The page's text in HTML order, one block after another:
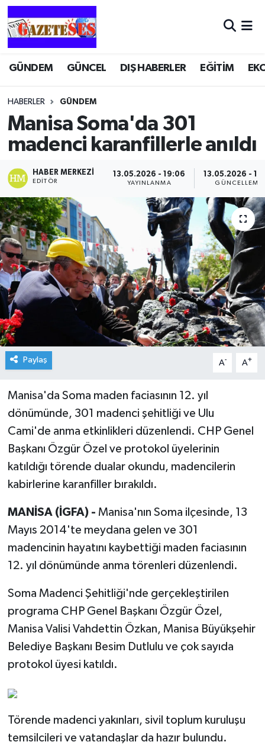
GÜNDEM GÜNCEL DIŞ HABERLER EĞİTİM
HABERLER GÜNDEM
Manisa Soma'da 301
madenci karanfillerle anıldı
HABER MERKEZI
EDITÖR
13.05.2026 - 19:06
YAYINLANMA
13.05.2026 -
GÜNCELLEME
Paylaş A- A+
Manisa'da Soma maden faciasının 12. yıl
dönümünde, 301 madenci şehitliği ve Ulu
Cami'de anma etkinlikleri düzenlendi. CHP Genel
Başkanı Özgür Özel ve protokol üyelerinin
katıldığı törende dualar okundu, madencilerin
kabirlerine karanfiller bırakıldı.
MANİSA (İGFA) - Manisa'nın Soma ilçesinde, 13
Mayıs 2014'te meydana gelen ve 301
madencinin hayatını kaybettiği maden faciasının
12. yıl dönümünde anma törenleri düzenlendi.
Soma Madenci Şehitliği'nde gerçekleştirilen
programa CHP Genel Başkanı Özgür Özel,
Manisa Valisi Vahdettin Özkan, Manisa Büyükşehir
Belediye Başkanı Besim Dutlulu ve çok sayıda
protokol üyesi katıldı.
Törende madenci yakınları, sivil toplum kuruluşu
temsilcileri ve vatandaşlar da hazır bulundu.